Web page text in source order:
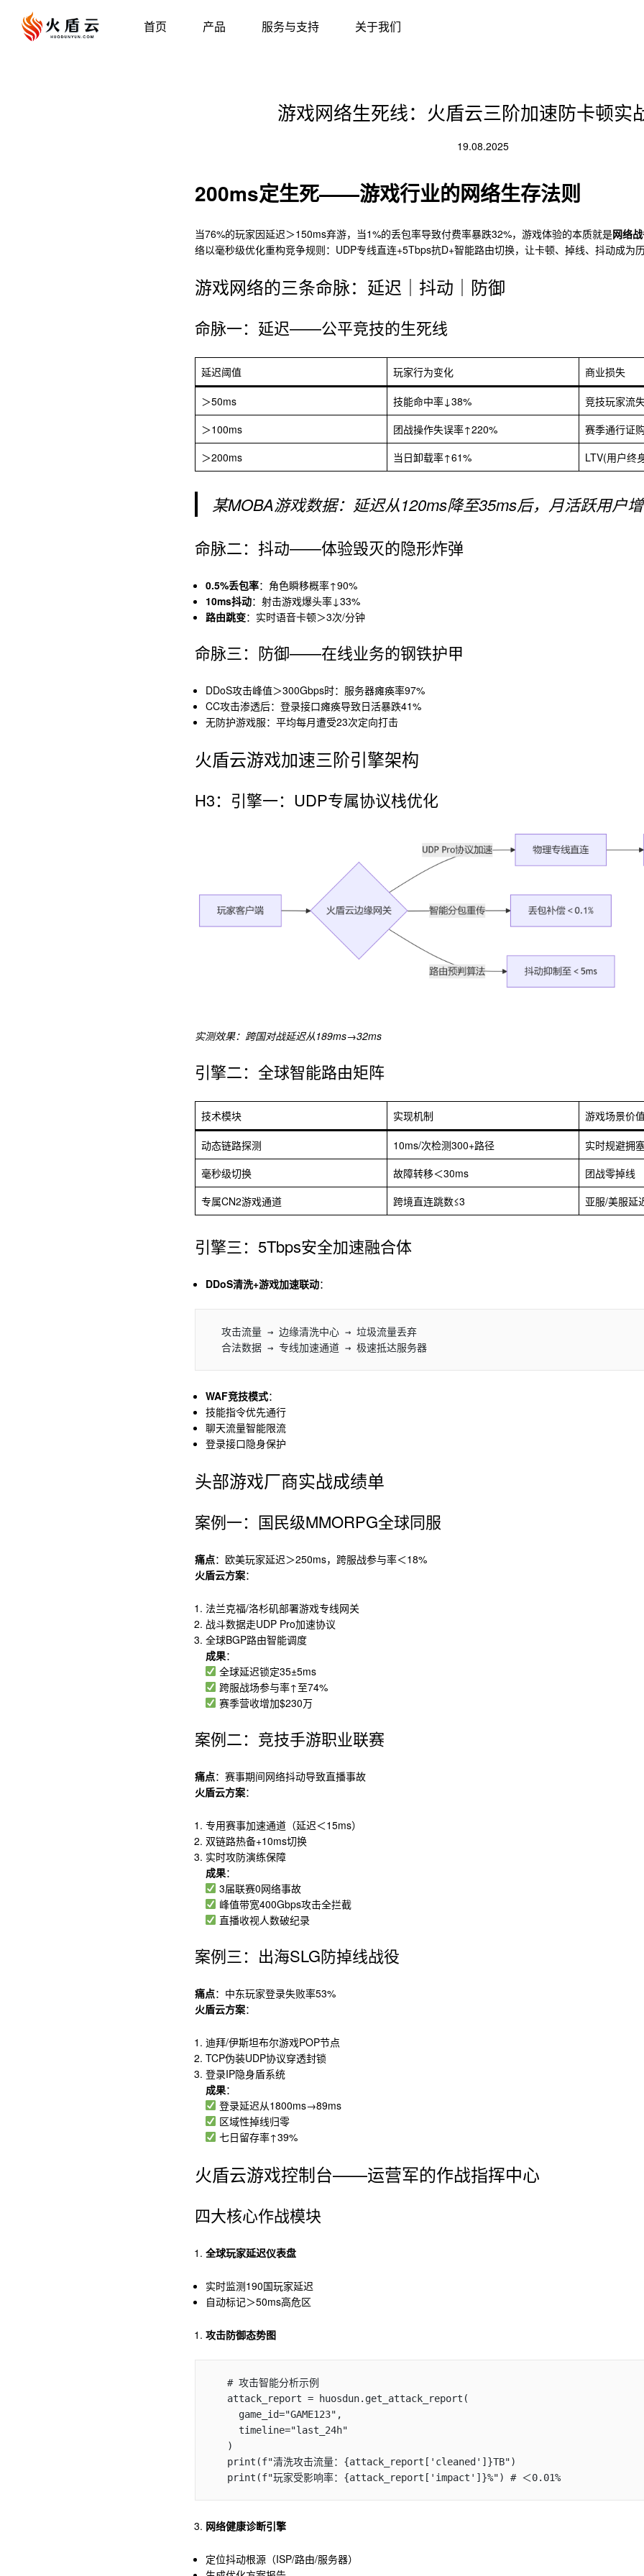
首页 产品 服务与支持 关于我们
游戏网络生死线：火盾云三阶加速防卡顿实
19.08.2025
200ms定生死——游戏行业的网络生存法则
当76%的玩家因延迟＞150ms弃游，当1%的丢包率导致付费率暴跌32%，游戏体验的本质就是网络
络以毫秒级优化重构竞争规则：UDP专线直连+5Tbps抗D+智能路由切换，让卡顿、掉线、抖动成为历
游戏网络的三条命脉：延迟｜抖动｜防御
命脉一：延迟——公平竞技的生死线
延迟阈值 玩家行为变化 商业损失
＞50ms 技能命中率↓38%
竞技玩家流
＞100ms
团战操作失误率↑220%
赛季通行证
＞200ms
当日卸载率↑61% LTV(用户终
某MOBA游戏数据：延迟从120ms降至35ms后，月活跃用户
命脉二：抖动——体验毁灭的隐形炸弹
0.5%丢包率：角色瞬移概率↑90%
10ms抖动：射击游戏爆头率↓33%
路由跳变：实时语音卡顿＞3次/分钟
命脉三：防御——在线业务的钢铁护甲
DDoS攻击峰值＞300Gbps时：服务器瘫痪率97%
CC攻击渗透后：登录接口瘫痪导致日活暴跌41%
无防护游戏服：平均每月遭受23次定向打击
火盾云游戏加速三阶引擎架构
H3：引擎一：UDP专属协议栈优化
实测效果：跨国对战延迟从189ms→32ms
引擎二：全球智能路由矩阵
技术模块 实现机制 游戏场景价值
动态链路探测 10ms/次检测300+路径
实时规避拥
毫秒级切换
故障转移＜30ms
团战零掉线
专属CN2游戏通道
跨境直连跳数≤3 亚服/美服延
引擎三：5Tbps安全加速融合体
DDoS清洗+游戏加速联动：
  合法数据 → 专线加速通道 → 极速抵达服务器
WAF竞技模式：
技能指令优先通行
聊天流量智能限流
登录接口隐身保护
头部游戏厂商实战成绩单
案例一：国民级MMORPG全球同服
痛点：欧美玩家延迟＞250ms，跨服战参与率＜18%
火盾云方案：
法兰克福/洛杉矶部署游戏专线网关
战斗数据走UDP Pro加速协议
全球BGP路由智能调度
成果：
全球延迟锁定35±5ms
跨服战场参与率↑至74%
赛季营收增加$230万
案例二：竞技手游职业联赛
痛点：赛事期间网络抖动导致直播事故
火盾云方案：
专用赛事加速通道（延迟＜15ms）
双链路热备+10ms切换
实时攻防演练保障
成果：
3届联赛0网络事故
峰值带宽400Gbps攻击全拦截
直播收视人数破纪录
案例三：出海SLG防掉线战役
痛点：中东玩家登录失败率53%
火盾云方案：
迪拜/伊斯坦布尔游戏POP节点
TCP伪装UDP协议穿透封锁
登录IP隐身盾系统
成果：
登录延迟从1800ms→89ms
区域性掉线归零
七日留存率↑39%
火盾云游戏控制台——运营军的作战指挥中心
四大核心作战模块
全球玩家延迟仪表盘
实时监测190国玩家延迟
自动标记＞50ms高危区
攻击防御态势图
   print(f"玩家受影响率：{attack_report['impact']}%") # ＜0.01%
网络健康诊断引擎
定位抖动根源（ISP/路由/服务器）